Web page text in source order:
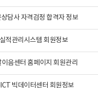
담사 자격검정 합격자 정보
실적관리시스템 회원정보
이음센터 홈페이지 회원관리
빅데이터센터 회원정보